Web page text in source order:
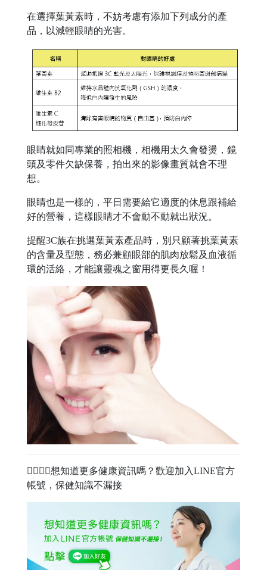
在選擇葉黃素時，不妨考慮有添加下列成分的產
品，以減輕眼睛的光害。
眼睛就如同專業的照相機，相機用太久會發燙，鏡
頭及零件欠缺保養，拍出來的影像畫質就會不理
想。
眼睛也是一樣的，平日需要給它適度的休息跟補給
好的營養，這樣眼睛才不會動不動就出狀況。
提醒3C族在挑選葉黃素產品時，別只顧著挑葉黃素
的含量及型態，務必兼顧眼部的肌肉放鬆及血液循
環的活絡，才能讓靈魂之窗用得更長久喔！
🧑‍⚕️👩‍⚕️想知道更多健康資訊嗎？歡迎加入LINE官方
帳號，保健知識不漏接